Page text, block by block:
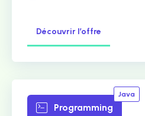
Découvrir l’offre
Programming
Java